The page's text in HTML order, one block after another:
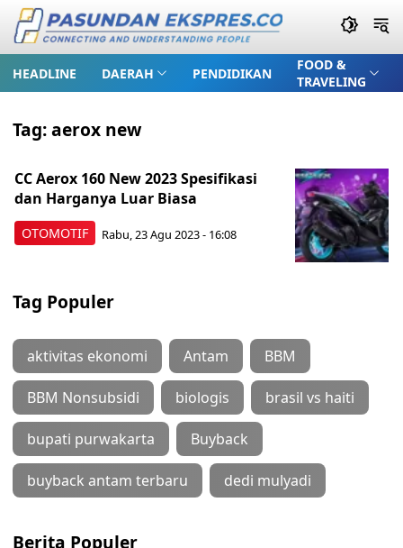
HEADLINE DAERAH PENDIDIKAN
FOOD &
TRAVELING
Tag:aerox new
OTOMOTIF
CC Aerox 160 New 2023 Spesifikasi
dan Harganya Luar Biasa
Rabu, 23 Agu 2023 - 16:08
Tag Populer
aktivitas ekonomi Antam BBM
BBM Nonsubsidi biologis brasil vs haiti
bupati purwakarta Buyback
buyback antam terbaru dedi mulyadi
Berita Populer